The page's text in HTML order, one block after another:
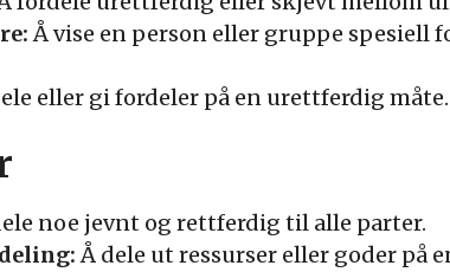
Å vise en person eller gruppe spesiell
eller gi fordeler på en urettferdig måte.
noe jevnt og rettferdig til alle parter.
Å dele ut ressurser eller goder på